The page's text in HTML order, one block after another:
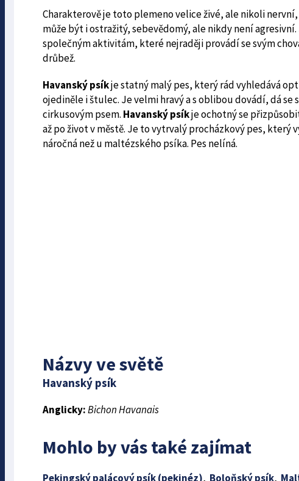
Charakterově je toto plemeno velice živé, ale nikoli
může být i ostražitý, sebevědomý, ale nikdy není
společným aktivitám, které nejraději provádí se svým
drůbež.
Havanský psíkje statný malý pes, který rád vyhledává
ojediněle i štulec. Je velmi hravý a s oblibou dovádí, dá
cirkusovým psem. Havanský psíkje ochotný se
až po život v městě. Je to vytrvalý procházkový pes, který
náročná než u maltézského psíka. Pes nelíná.
Názvy ve světě
Havanský psík
Anglicky:Bichon Havanais
Mohlo by vás také zajímat
Pekingský palácový psík (pekinéz), Boloňský psík,